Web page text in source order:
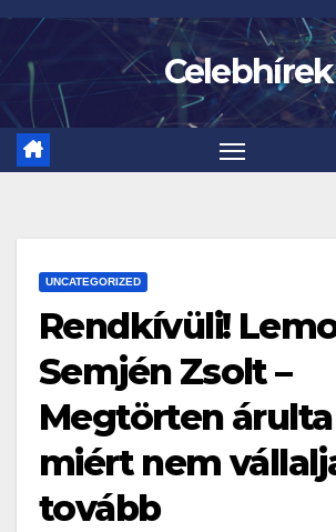
Skip
content
Celebhírek
UNCATEGORIZED
Rendkívüli!
Semjén Zsolt –
Megtörten árulta
miért nem
tovább